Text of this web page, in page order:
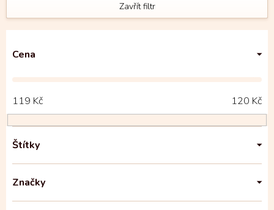
Zavřít filtr
Cena
119 Kč 120 Kč
Štítky
Značky